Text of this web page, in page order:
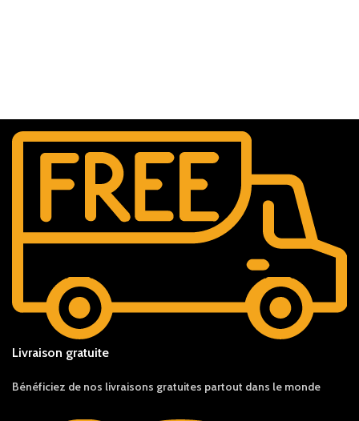
Livraison gratuite
Bénéficiez de nos livraisons gratuites partout dans le monde